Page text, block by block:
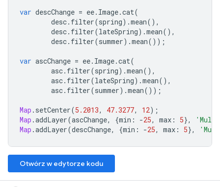
var descChange = ee. Image.cat(
desc. filter(spring).mean(),
desc. filter(lateSpring).mean(),
desc. filter(summer).mean());
var ascChange = ee. Image.cat(
asc. filter(spring).mean(),
asc. filter(lateSpring).mean(),
asc. filter(summer).mean());
Map . setCenter(5.2013, 47.3277, 12);
Map .addLayer(ascChange, {min : -25, max : 5},
Map .addLayer(descChange, {min : -25, max : 5},
Otwórz w edytorze kodu